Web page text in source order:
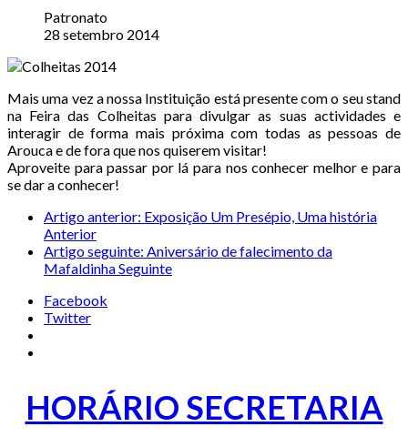
Patronato
28 setembro 2014
Mais uma vez a nossa Instituição está presente com o seu stand
na Feira das Colheitas para divulgar as suas actividades e
interagir de forma mais próxima com todas as pessoas de
Arouca e de fora que nos quiserem visitar!
Aproveite para passar por lá para nos conhecer melhor e para
se dar a conhecer!
Artigo anterior: Exposição Um Presépio, Uma história
Anterior
Artigo seguinte: Aniversário de falecimento da
MafaldinhaSeguinte
Facebook
Twitter
HORÁRIO SECRETARIA